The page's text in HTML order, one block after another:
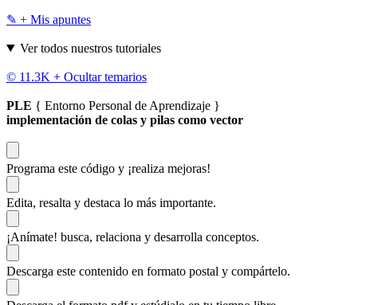
✎ + Mis apuntes
Ver todos nuestros tutoriales
© 11.3K + Ocultar temarios
PLE { Entorno Personal de Aprendizaje }
implementación de colas y pilas como vector
Programa este código y ¡realiza mejoras!
Edita, resalta y destaca lo más importante.
¡Anímate! busca, relaciona y desarrolla conceptos.
Descarga este contenido en formato postal y compártelo.